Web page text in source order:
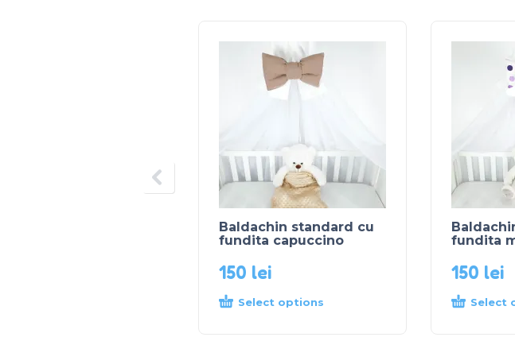
Baldachin standard cu
fundita capuccino
150 lei
Select options
fundita
150 lei
Select